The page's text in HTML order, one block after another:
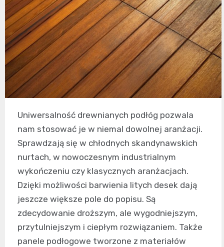
Uniwersalność drewnianych podłóg pozwala
nam stosować je w niemal dowolnej aranżacji.
Sprawdzają się w chłodnych skandynawskich
nurtach, w nowoczesnym industrialnym
wykończeniu czy klasycznych aranżacjach.
Dzięki możliwości barwienia litych desek dają
jeszcze większe pole do popisu. Są
zdecydowanie droższym, ale wygodniejszym,
przytulniejszym i ciepłym rozwiązaniem. Także
panele podłogowe tworzone z materiałów